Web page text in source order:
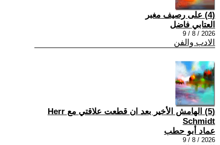
(4) على رصيف مغبر
العتابي فاضل
2026 / 8 / 9
الادب والفن
(5) الهامش الأخير بعد ان قطعت علاقتي مع Herr
Schmidt
عماد أبو حطب
2026 / 8 / 9